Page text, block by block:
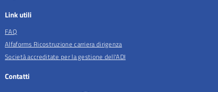
Link utili
FAQ
Alfaforms Ricostruzione carriera dirigenza
Società accreditate per la gestione dell'ADI
Contatti